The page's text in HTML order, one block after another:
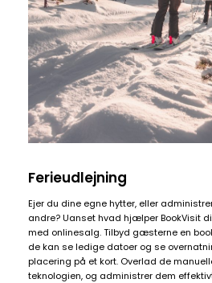
Ferieudlejning
Ejer du dine egne hytter, eller
andre? Uanset hvad hjælper BookVisit
med onlinesalg. Tilbyd gæsterne en
de kan se ledige datoer og se
placering på et kort. Overlad de
teknologien, og administrer dem